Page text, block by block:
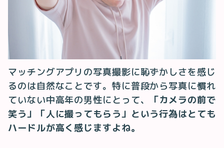
マッチングアプリの写真撮影に恥ずかしさを感じ
るのは自然なことです。特に普段から写真に慣れ
ていない中高年の男性にとって、
「カメラの前で
笑う」「人に撮ってもらう」という行為はとても
ハードルが高く感じますよね。